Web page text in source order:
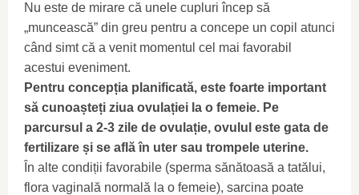
Nu este de mirare că unele cupluri încep să
„muncească” din greu pentru a concepe un copil atunci
când simt că a venit momentul cel mai favorabil
acestui eveniment.
Pentru concepția planificată, este foarte important
să cunoașteți ziua ovulației la o femeie. Pe
parcursul a 2-3 zile de ovulație, ovulul este gata de
fertilizare și se află în uter sau trompele uterine.
În alte condiții favorabile (sperma sănătoasă a tatălui,
flora vaginală normală la o femeie), sarcina poate